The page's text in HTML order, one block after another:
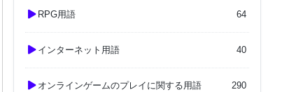
RPG用語 64
インターネット用語 40
オンラインゲームのプレイに関する用語 290